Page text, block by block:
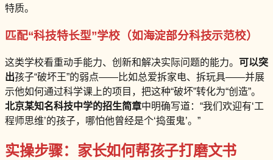
特质。
匹配“科技特长型”学校（如海淀部分科技示范校）
这类学校看重动手能力、创新和解决实际问题的能力。 可以突
出孩子“破坏王”的弱点——比如总爱拆家电、拆玩具——并展
示他如何通过科学课上的项目，把这种“破坏”转化为“创造”。
北京某知名科技中学的招生简章中明确写道：“我们欢迎有‘工
程师思维’的孩子，哪怕他曾经是个‘捣蛋鬼’。”
实操步骤：家长如何帮孩子打磨文书